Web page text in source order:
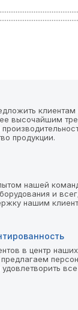
клиентам
высочайшим
продукции.
нашей
и
нашим
в центр